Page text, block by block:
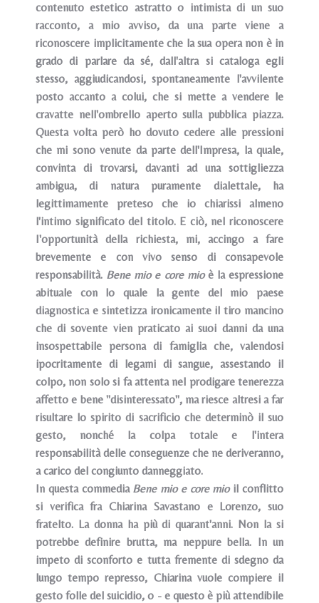
contenuto estetico astratto o intimista di un suo
racconto, a mio avviso, da una parte viene a
riconoscere implicitamente che la sua opera non è in
grado di parlare da sé, dall'altra si cataloga egli
stesso, aggiudicandosi, spontaneamente l'avvilente
posto accanto a colui, che si mette a vendere le
cravatte nell'ombrello aperto sulla pubblica piazza.
Questa volta però ho dovuto cedere alle pressioni
che mi sono venute da parte dell'Impresa, la quale,
convinta di trovarsi, davanti ad una sottigliezza
ambigua, di natura puramente dialettale, ha
legittimamente preteso che io chiarissi almeno
l'intimo significato del titolo. E ciò, nel riconoscere
I'opportunità della richiesta, mi, accingo a fare
brevemente e con vivo senso di consapevole
responsabilità. Bene mio e core mioè la espressione
abituale con lo quale la gente del mio paese
diagnostica e sintetizza ironicamente il tiro mancino
che di sovente vien praticato ai suoi danni da una
insospettabile persona di famiglia che, valendosi
ipocritamente di legami di sangue, assestando il
colpo, non solo si fa attenta nel prodigare tenerezza
affetto e bene "disinteressato", ma riesce altresi a far
risultare lo spirito di sacrificio che determinò il suo
gesto, nonché la colpa totale e l'intera
responsabilità delle conseguenze che ne deriveranno,
a carico del congiunto danneggiato.
In questa commedia Bene mio e core mioil conflitto
si verifica fra Chiarina Savastano e Lorenzo, suo
fratelto. La donna ha più di quarant'anni. Non la si
potrebbe definire brutta, ma neppure bella. In un
impeto di sconforto e tutta fremente di sdegno da
lungo tempo represso, Chiarina vuole compiere il
gesto folle del suicidio, o - e questo è più attendibile